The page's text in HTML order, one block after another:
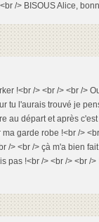
/> BISOUS Alice,
!<br /> <br /> <br />
tu l'aurais trouvé je
au départ et après
garde robe !<br />
/> <br /> çà m'a bien
pas !<br /> <br /> <br /